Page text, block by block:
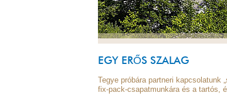
EGY ERŐS SZALAG
Tegye próbára partneri kapcsolatunk
fix-pack-csapatmunkára és a tartós,